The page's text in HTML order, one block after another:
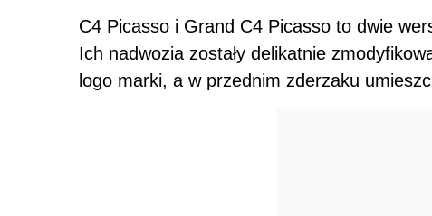
C4 Picasso i Grand C4 Picasso to dwie
Ich nadwozia zostały delikatnie
logo marki, a w przednim zderzaku